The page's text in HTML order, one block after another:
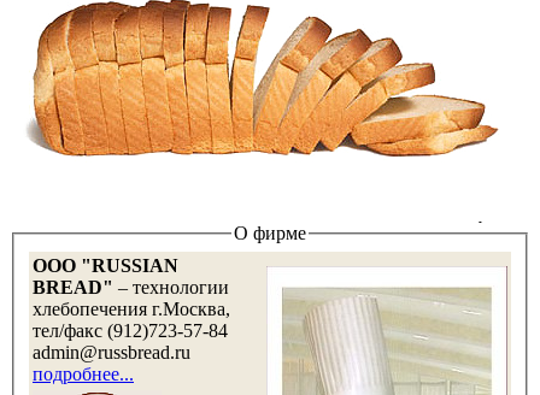
О фирме
OOO "RUSSIAN
BREAD" – технологии
хлебопечения г.Москва,
тел/факс (912)723-57-84
admin@russbread.ru
подробнее...